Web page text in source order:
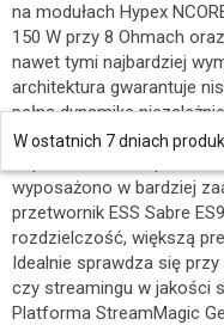
na modułach Hypex
150 W przy 8 Ohmach
nawet tymi najbardziej
architektura gwarantuje
pełną dynamikę
Nowy przetwornik DAC
wyposażono w bardziej
przetwornik ESS Sabre
rozdzielczość, większą
Idealnie sprawdza się przy
czy streamingu w jakości
Platforma StreamMagic
W ostatnich 7 dniach